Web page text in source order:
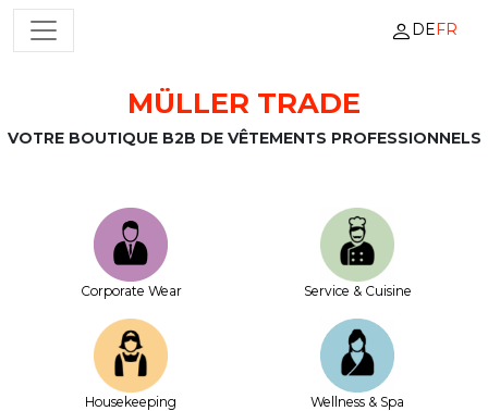
Passer au contenu
NAVIGATION PRINCIPALE DEFR
MÜLLER TRADE
VOTRE BOUTIQUE B2B DE VÊTEMENTS PROFESSIONNELS
Corporate Wear Service & Cuisine
House­keeping Wellness & Spa